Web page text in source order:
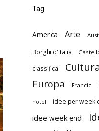
Tag
America Arte
Borghi d'Italia
classifica Cultura
Europa Francia
hotel idee per week
idee week end